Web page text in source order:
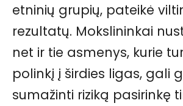
etninių grupių, pateikė
rezultatų. Mokslininkai
net ir tie asmenys, kurie
polinkį į širdies ligas, gali
sumažinti riziką pasirinkę